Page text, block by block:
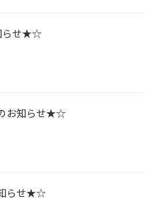
らせ★☆
お知らせ★☆
らせ★☆